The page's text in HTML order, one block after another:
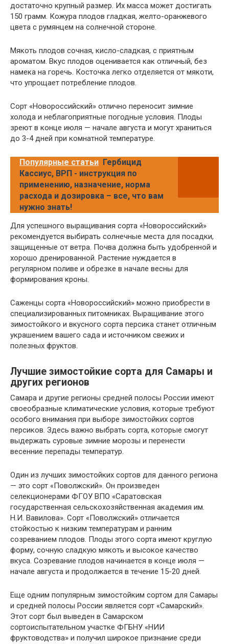
достаточно крупный размер. Их масса может достигать
150 грамм. Кожура плодов гладкая, желто-оранжевого
цвета с румянцем на солнечной стороне.
Мякоть плодов сочная, кисло-сладкая, с приятным
ароматом. Вкус плодов оценивается как отличный, без
намека на горечь. Косточка легко отделяется от мякоти,
что упрощает потребление плодов.
Сорт «Новороссийский» отлично переносит зимние
холода и неблагоприятные погодные условия. Плоды
зреют в конце июля — начале августа и могут храниться
до 3-4 дней при комнатной температуре.
Популярные статьи Гербицид
Кассиус, ВРП - инструкция по
применению, назначение, норма
расхода и дозировка – все, что вам
нужно знать!
Для успешного выращивания сорта «Новороссийский»
рекомендуется выбирать солнечные места для посадки,
защищенные от ветра. Почва должна быть удобренной и
хорошо дренированной. Растение нуждается в
регулярном поливе и обрезке в начале весны для
формирования кроны.
Саженцы сорта «Новороссийский» можно приобрести в
специализированных питомниках. Выращивание этого
зимостойкого и вкусного сорта персика станет отличным
украшением вашего сада и источником свежих и
полезных фруктов.
Лучшие зимостойкие сорта для Самары и
других регионов
Самара и другие регионы средней полосы России имеют
своеобразные климатические условия, которые требуют
особого внимания при выборе зимостойких сортов
персиков. Здесь важно выбрать сорта, которые смогут
выдержать суровые зимние морозы и перенести
весенние перепады температур.
Один из лучших зимостойких сортов для данного региона
— это сорт «Поволжский». Он произведен
селекционерами ФГОУ ВПО «Саратовская
государственная сельскохозяйственная академия им.
Н.И. Вавилова». Сорт «Поволжский» отличается
стойкостью к низким температурам и ранним
созреванием плодов. Плоды этого сорта имеют круглую
форму, сочную сладкую мякоть и высокое качество
вкуса. Созревание плодов начинается в конце июля —
начале августа и продолжается в течение 15-20 дней.
Еще одним популярным зимостойким сортом для Самары
и средней полосы России является сорт «Самарский».
Этот сорт был выведен в Самарском
сортоиспытательном участке ФГБНУ «НИИ
фруктоводства» и получил широкое признание среди